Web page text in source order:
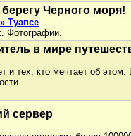
Черного моря!
Туапсе
Фотографии.
в мире
и тех, кто мечтает об
сервер